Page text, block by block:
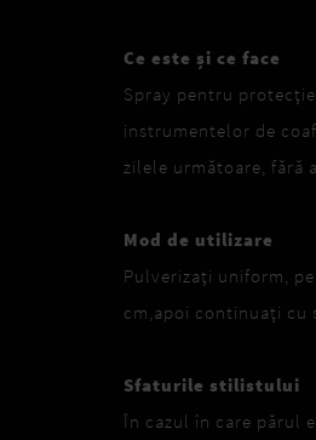
Ce este și ce face
Spray pentru
instrumentelor de
zilele următoare, fără
Mod de utilizare
Pulverizați uniform,
cm,apoi continuați cu
Sfaturile stilistului
În cazul în care părul